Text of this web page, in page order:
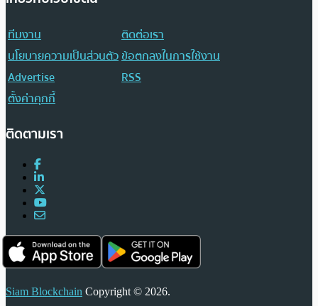
ทีมงาน
ติดต่อเรา
นโยบายความเป็นส่วนตัวข้อตกลงในการใช้งาน
Advertise
RSS
ตั้งค่าคุกกี้
ติดตามเรา
Siam Blockchain Copyright © 2026.